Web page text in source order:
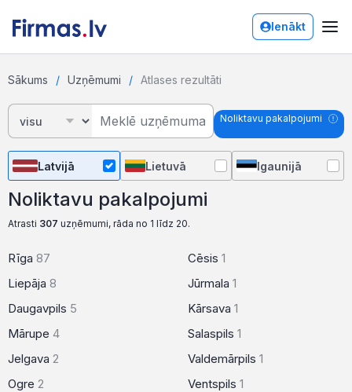
Ienākt
Sākums Uzņēmumi Atlases rezultāti
Noliktavu pakalpojumi
Latvijā Lietuvā Igaunijā
Noliktavu pakalpojumi
Atrasti 307 uzņēmumi, rāda no 1 līdz 20.
Rīga 87
Liepāja 8
Daugavpils 5
Mārupe 4
Jelgava 2
Ogre 2
Cēsis 1
Jūrmala 1
Kārsava 1
Salaspils 1
Valdemārpils 1
Ventspils 1